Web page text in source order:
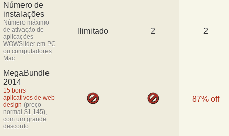
Número de
instalações
Número máximo
de ativação de
aplicações
WOWSlider em PC
ou computadores
Mac
Ilimitado 2 2
MegaBundle
2014
15 bons
aplicativos de web
design (preço
normal $1,145),
com um grande
desconto
87% off